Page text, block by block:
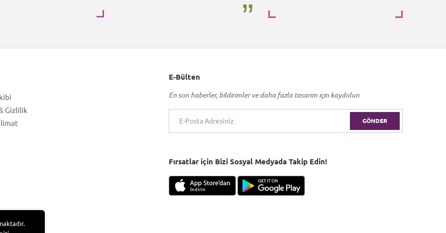
Gizlilik
E-Bülten
En son haberler, bildirimler ve daha fazla tasarım için kaydolun
GÖNDER
Fırsatlar için Bizi Sosyal Medyada Takip Edin!